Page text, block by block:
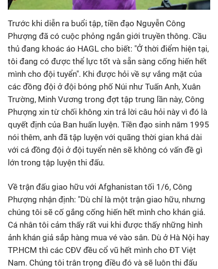
Trước khi diễn ra buổi tập, tiền đạo Nguyễn Công
Phượng đã có cuộc phỏng ngắn giới truyền thông. Cầu
thủ đang khoác áo HAGL cho biết: "Ở thời điểm hiện tại,
tôi đang có được thể lực tốt và sẵn sàng cống hiến hết
mình cho đội tuyển". Khi được hỏi về sự vắng mặt của
các đồng đội ở đội bóng phố Núi như Tuấn Anh, Xuân
Trường, Minh Vương trong đợt tập trung lần này, Công
Phượng xin từ chối không xin trả lời câu hỏi này vì đó là
quyết định của Ban huấn luyện. Tiền đạo sinh năm 1995
nói thêm, anh đã tập luyện với quãng thời gian khá dài
với cá đồng đội ở đội tuyển nên sẽ không có vấn đề gì
lớn trong tập luyện thi đấu.
Về trận đấu giao hữu với Afghanistan tối 1/6, Công
Phượng nhận định: "Dù chỉ là một trận giao hữu, nhưng
chúng tôi sẽ cố gắng cống hiến hết mình cho khán giả.
Cá nhân tôi cảm thấy rất vui khi được thấy những hình
ảnh khán giả sắp hàng mua vé vào sân. Dù ở Hà Nội hay
TP.HCM thì các CĐV đều cổ vũ hết mình cho ĐT Việt
Nam. Chúng tôi trân trọng điều đó và sẽ luôn thi đấu